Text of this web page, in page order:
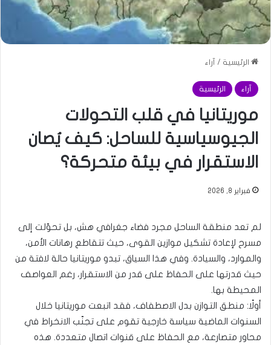
الرئيسية / آراء
آراء الرئيسية
موريتانيا في قلب التحولات
الجيوسياسية للساحل: كيف يُصان
الاستقرار في بيئة متحركة؟
فبراير 8, 2026
لم تعد منطقة الساحل مجرد فضاء جغرافي هش، بل تحوّلت إلى
مسرح لإعادة تشكيل موازين القوى، حيث تتقاطع رهانات الأمن،
والموارد، والسيادة. وفي هذا السياق، تبدو موريتانيا حالة لافتة من
حيث قدرتها على الحفاظ على قدر من الاستقرار، رغم العواصف
المحيطة بها.
أولًا: منطق التوازن بدل الاصطفاف، فقد اتبعت موريتانيا خلال
السنوات الماضية سياسة خارجية تقوم على تجنّب الانخراط في
محاور متصارعة، مع الحفاظ على قنوات اتصال متعددة. هذه